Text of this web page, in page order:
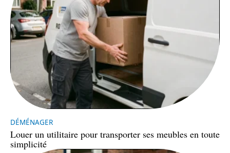
DÉMÉNAGER
Louer un utilitaire pour transporter ses meubles en toute
simplicité